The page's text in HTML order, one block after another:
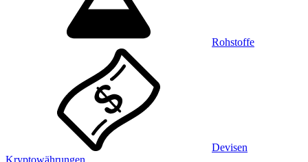
Rohstoffe
Devisen
Kryptowährungen